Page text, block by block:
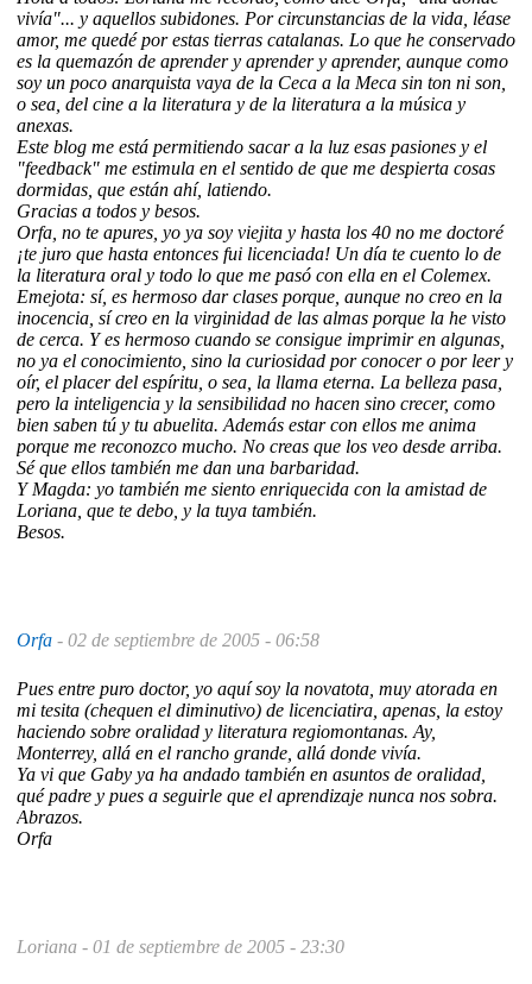
vivía"... y aquellos subidones. Por circunstancias de la vida, léase
amor, me quedé por estas tierras catalanas. Lo que he conservado
es la quemazón de aprender y aprender y aprender, aunque como
soy un poco anarquista vaya de la Ceca a la Meca sin ton ni son,
o sea, del cine a la literatura y de la literatura a la música y
anexas.
Este blog me está permitiendo sacar a la luz esas pasiones y el
"feedback" me estimula en el sentido de que me despierta cosas
dormidas, que están ahí, latiendo.
Gracias a todos y besos.
Orfa, no te apures, yo ya soy viejita y hasta los 40 no me doctoré
¡te juro que hasta entonces fui licenciada! Un día te cuento lo de
la literatura oral y todo lo que me pasó con ella en el Colemex.
Emejota: sí, es hermoso dar clases porque, aunque no creo en la
inocencia, sí creo en la virginidad de las almas porque la he visto
de cerca. Y es hermoso cuando se consigue imprimir en algunas,
no ya el conocimiento, sino la curiosidad por conocer o por leer y
oír, el placer del espíritu, o sea, la llama eterna. La belleza pasa,
pero la inteligencia y la sensibilidad no hacen sino crecer, como
bien saben tú y tu abuelita. Además estar con ellos me anima
porque me reconozco mucho. No creas que los veo desde arriba.
Sé que ellos también me dan una barbaridad.
Y Magda: yo también me siento enriquecida con la amistad de
Loriana, que te debo, y la tuya también.
Besos.
Orfa - 02 de septiembre de 2005 - 06:58
Pues entre puro doctor, yo aquí soy la novatota, muy atorada en
mi tesita (chequen el diminutivo) de licenciatira, apenas, la estoy
haciendo sobre oralidad y literatura regiomontanas. Ay,
Monterrey, allá en el rancho grande, allá donde vivía.
Ya vi que Gaby ya ha andado también en asuntos de oralidad,
qué padre y pues a seguirle que el aprendizaje nunca nos sobra.
Abrazos.
Orfa
Loriana - 01 de septiembre de 2005 - 23:30